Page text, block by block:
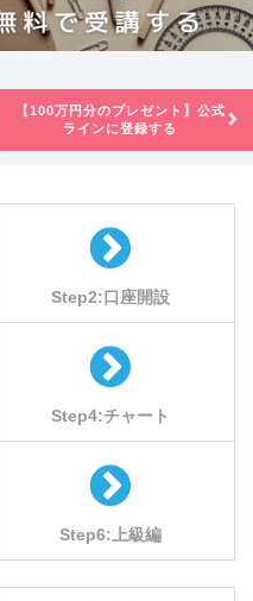
【100万円分のプレゼント】公式
ラインに登録する
Step2:口座開設
Step4:チャート
Step6:上級編